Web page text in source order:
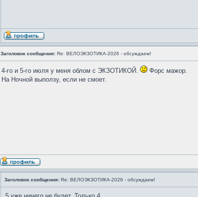
Заголовок сообщения: Re: ВЕЛОЭКЗОТИКА-2026 - обсуждаем!
4-го и 5-го июля у меня облом с ЭКЗОТИКОЙ.
Форс мажор.
На Ночной выползу, если не смоет.
Заголовок сообщения: Re: ВЕЛОЭКЗОТИКА-2026 - обсуждаем!